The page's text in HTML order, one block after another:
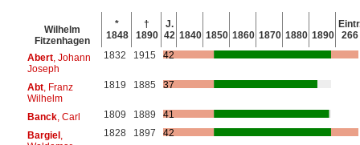
Wilhelm
Fitzenhagen
*
1848
†
1890
J.
42 1840 1850 1860 1870 1880 1890
266
Abert, Johann
Joseph
1832 1915 42
Abt, Franz
Wilhelm
1819 1885 37
Banck, Carl 1809 1889
41
Bargiel,
1828 1897 42